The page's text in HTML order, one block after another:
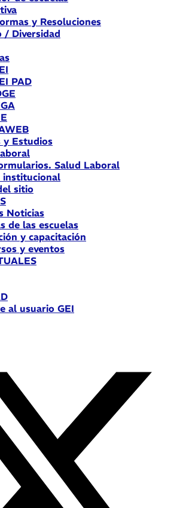
y Resoluciones
/ Diversidad
PAD
Estudios
Salud Laboral
institucional
sitio
Noticias
de las escuelas
y capacitación
y eventos
al usuario GEI